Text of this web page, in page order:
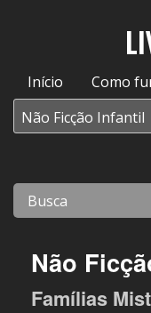
Início Como
Não
Famílias